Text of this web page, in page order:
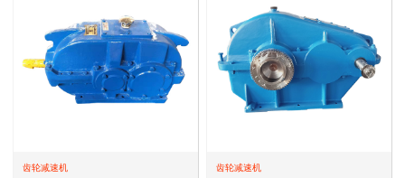
齿轮减速机 齿轮减速机